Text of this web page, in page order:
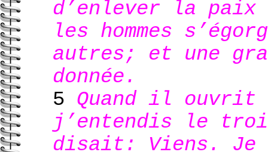
d’enlever la
les hommes
autres; et une
donnée.
5 Quand il ouvrit
j’entendis le
disait: Viens.